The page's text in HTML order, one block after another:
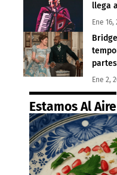
llega
Ene 16,
Ene 2,
Estamos Al Aire